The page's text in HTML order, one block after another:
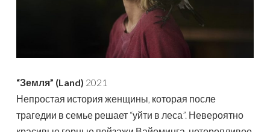
“Земля” (Land) 2021
Непростая история женщины, которая после
трагедии в семье решает “уйти в леса”. Невероятно